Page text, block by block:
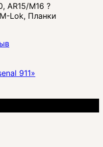
AR15/M16 ?
Lok, Планки